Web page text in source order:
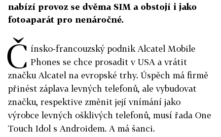
nabízí provoz se dvěma SIM a obstojí i jako
fotoaparát pro nenáročné.
Č ínsko-francouzský podnik Alcatel Mobile
Phones se chce prosadit v USA a vrátit
značku Alcatel na evropské trhy. Úspěch má firmě
přinést záplava levných telefonů, ale vybudovat
značku, respektive změnit její vnímání jako
výrobce levných ošklivých telefonů, musí řada One
Touch Idol s Androidem. A má šanci.